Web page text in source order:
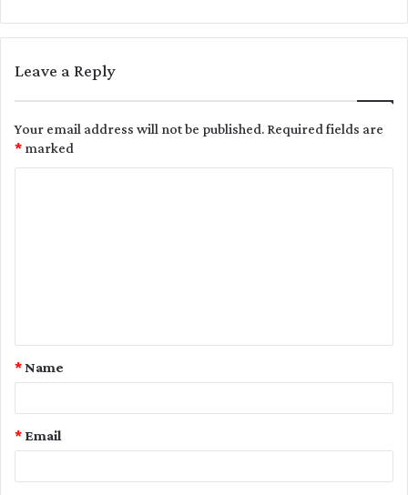
Leave a Reply
Your email address will not be published.Required fields are
marked
*
t
Name
*
Email
*